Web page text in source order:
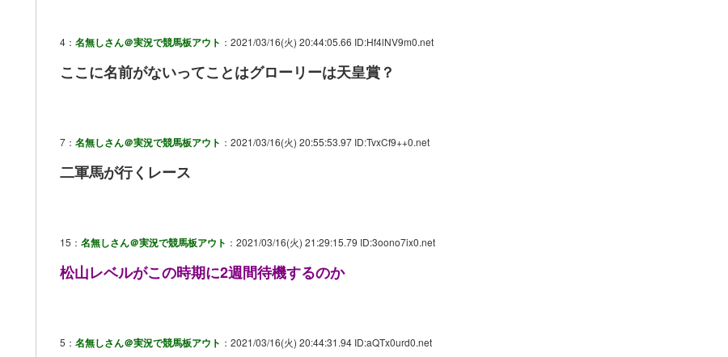
4： 名無しさん＠実況で競馬板アウト ：2021/03/16(火) 20:44:05.66 ID:Hf4lNV9m0.net
ここに名前がないってことはグローリーは天皇賞？
7： 名無しさん＠実況で競馬板アウト ：2021/03/16(火) 20:55:53.97 ID:TvxCf9++0.net
二軍馬が行くレース
15： 名無しさん＠実況で競馬板アウト ：2021/03/16(火) 21:29:15.79 ID:3oono7ix0.net
松山レベルがこの時期に2週間待機するのか
5： 名無しさん＠実況で競馬板アウト ：2021/03/16(火) 20:44:31.94 ID:aQTx0urd0.net